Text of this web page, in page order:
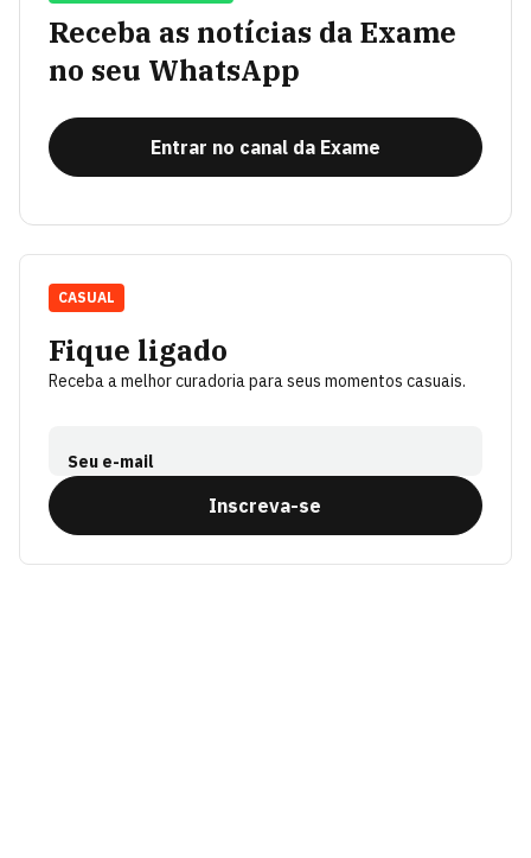
Receba as notícias da Exame
no seu WhatsApp
Entrar no canal da Exame
Fique ligado
Receba a melhor curadoria para seus momentos casuais.
Seu e-mail
Inscreva-se
CASUAL